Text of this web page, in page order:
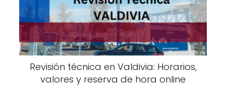
Revisión técnica en Valdivia: Horarios,
valores y reserva de hora online